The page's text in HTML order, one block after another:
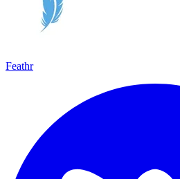
Feathr